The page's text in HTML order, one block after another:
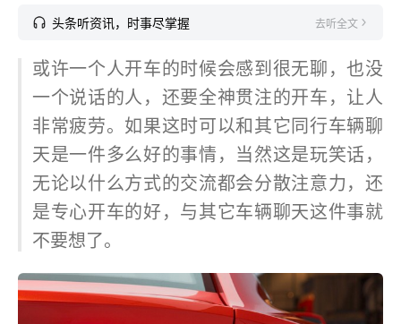
头条听资讯，时事尽掌握 去听全文
或许一个人开车的时候会感到很无聊，也没
一个说话的人，还要全神贯注的开车，让人
非常疲劳。如果这时可以和其它同行车辆聊
天是一件多么好的事情，当然这是玩笑话，
无论以什么方式的交流都会分散注意力，还
是专心开车的好，与其它车辆聊天这件事就
不要想了。